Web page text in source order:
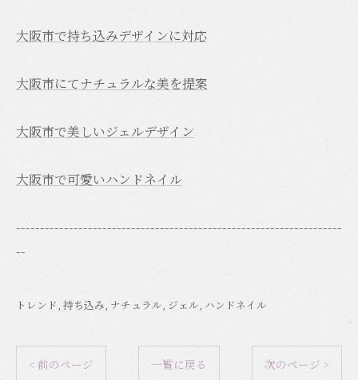
大阪市で持ち込みデザインに対応
大阪市にてナチュラルな美を提案
大阪市で美しいジェルデザイン
大阪市で可愛いハンドネイル
--------------------------------------------------------------------
--
トレンド 持ち込み ナチュラル ジェル ハンドネイル
< 前のページ 一覧に戻る 次のページ >